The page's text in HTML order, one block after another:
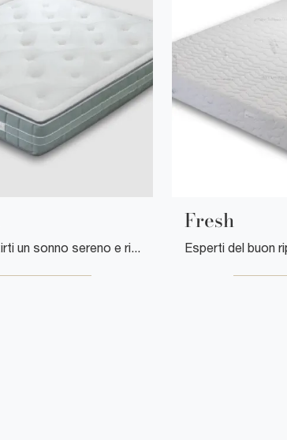
Se vuoi garantirti un sonno sereno e rigenerante, scopri i Materassi in memory foam matrimoniali come il modello Biogreen Florentiabed.
Fresh